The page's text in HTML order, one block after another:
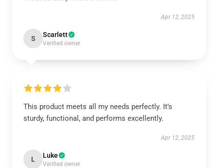
Apr 12, 2025
S Scarlett
Verified owner
This product meets all my needs perfectly. It’s
sturdy, functional, and performs excellently.
Apr 12, 2025
L Luke
Verified owner